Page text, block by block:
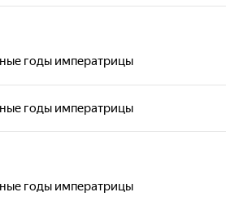
благородством Елизаветы,
царственной четой...
годы императрицы
годы императрицы
годы императрицы